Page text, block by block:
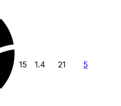
15 1.4 21 5